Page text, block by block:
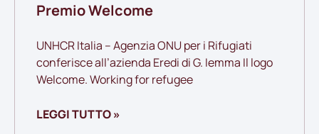
Premio Welcome
UNHCR Italia – Agenzia ONU per i Rifugiati
conferisce all’azienda Eredi di G. Iemma Il logo
Welcome. Working for refugee
LEGGI TUTTO »